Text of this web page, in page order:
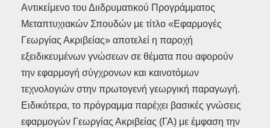
Αντικείμενο του Διιδρυματικού Προγράμματος
Μεταπτυχιακών Σπουδών με τίτλο «Εφαρμογές
Γεωργίας Ακριβείας» αποτελεί η παροχή
εξειδικευμένων γνώσεων σε θέματα που αφορούν
την εφαρμογή σύγχρονων και καινοτόμων
τεχνολογιών στην πρωτογενή γεωργική παραγωγή.
Ειδικότερα, το πρόγραμμα παρέχει βασικές γνώσεις
εφαρμογών Γεωργίας Ακριβείας (ΓΑ) με έμφαση την